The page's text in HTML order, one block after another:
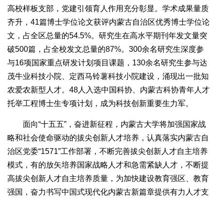
高校样板支部，党建引领育人作用充分彰显。学术成果量质
齐升，41篇博士学位论文获评内蒙古自治区优秀博士学位论
文，占全区总量的54.5%。研究生在高水平期刊年发文量突
破500篇，占全校发文总量的87%。300余名研究生深度参
与16项国家重点研发计划项目课题，130余名研究生参与达
茂牛业科技小院、定西马铃薯科技小院建设，涌现出一批知
农爱农新型人才。48人入选中国科协、内蒙古科协青年人才
托举工程博士生专项计划，成为科技创新重要生力军。
面向“十五五”，奋进新征程，内蒙古大学将加强国家战
略和社会使命驱动的拔尖创新人才培养，认真落实内蒙古自
治区党委“1571”工作部署，不断完善拔尖创新人才自主培养
模式，有的放矢培养国家战略人才和急需紧缺人才，不断提
高拔尖创新人才自主培养质量，为加快建设教育强区、教育
强国，奋力书写中国式现代化内蒙古新篇章提供有力人才支